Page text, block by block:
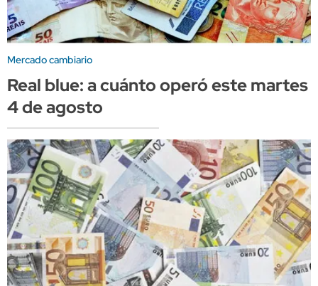
Mercado cambiario
Real blue: a cuánto operó este martes
4 de agosto